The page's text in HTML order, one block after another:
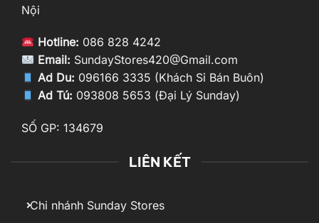
Nội
Hotline: 086 828 4242
Email: SundayStores420@Gmail.com
Ad Du: 096166 3335 (Khách Sỉ Bán Buôn)
Ad Tú: 093808 5653 (Đại Lý Sunday)
SỐ GP: 134679
LIÊN KẾT
Chi nhánh Sunday Stores